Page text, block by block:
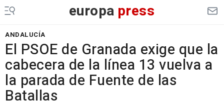
europa press
ANDALUCÍA
El PSOE de Granada exige que la
cabecera de la línea 13 vuelva a
la parada de Fuente de las
Batallas